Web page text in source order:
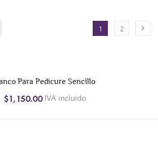
1 2 
Para Pedicure Sencillo
$1,150.00IVA incluido